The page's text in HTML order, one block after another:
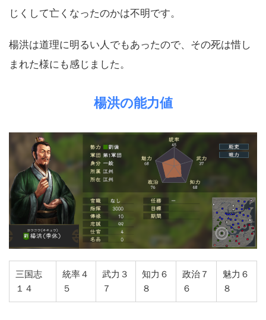
じくして亡くなったのかは不明です。
楊洪は道理に明るい人でもあったので、その死は惜し
まれた様にも感じました。
楊洪の能力値
三国志
１４
統率４
５
武力３
７
知力６
８
政治７
６
魅力６
８